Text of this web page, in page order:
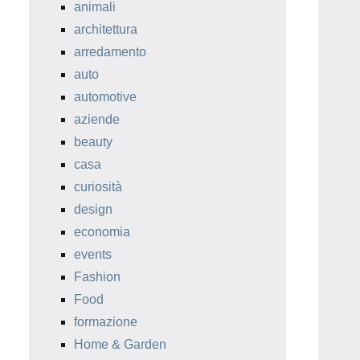
animali
architettura
arredamento
auto
automotive
aziende
beauty
casa
curiosità
design
economia
events
Fashion
Food
formazione
Home & Garden